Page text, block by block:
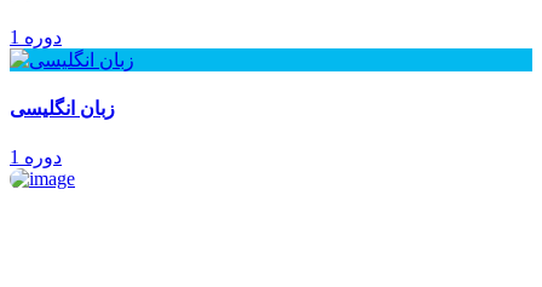
1 دوره
زبان انگلیسی
1 دوره